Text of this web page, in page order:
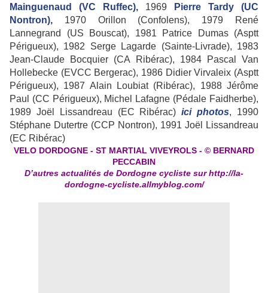
Mainguenaud (VC Ruffec), 1969
Pierre Tardy (UC
Nontron), 1970 Orillon (Confolens), 1979 René
Lannegrand (US Bouscat), 1981 Patrice Dumas (Asptt
Périgueux), 1982 Serge Lagarde (Sainte-Livrade), 1983
Jean-Claude Bocquier (CA Ribérac), 1984 Pascal Van
Hollebecke (EVCC Bergerac), 1986 Didier Virvaleix (Asptt
Périgueux), 1987 Alain Loubiat (Ribérac), 1988 Jérôme
Paul (CC Périgueux), Michel Lafagne (Pédale Faidherbe),
1989 Joël Lissandreau (EC Ribérac)ici photos, 1990
Stéphane Dutertre (CCP Nontron), 1991 Joël Lissandreau
(EC Ribérac)
VELO DORDOGNE - ST MARTIAL VIVEYROLS - © BERNARD
PECCABIN
D’autres actualités de Dordogne cycliste surhttp://la-
dordogne-cycliste.allmyblog.com/